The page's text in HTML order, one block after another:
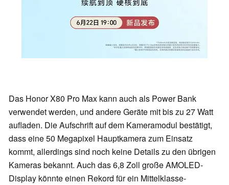
Das Honor X80 Pro Max kann auch als Power Bank
verwendet werden, und andere Geräte mit bis zu 27 Watt
aufladen. Die Aufschrift auf dem Kameramodul bestätigt,
dass eine 50 Megapixel Hauptkamera zum Einsatz
kommt, allerdings sind noch keine Details zu den übrigen
Kameras bekannt. Auch das 6,8 Zoll große AMOLED-
Display könnte einen Rekord für ein Mittelklasse-